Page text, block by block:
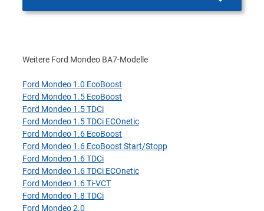
Weitere Ford Mondeo BA7-Modelle
Ford Mondeo 1.0 EcoBoost
Ford Mondeo 1.5 EcoBoost
Ford Mondeo 1.5 TDCi
Ford Mondeo 1.5 TDCi ECOnetic
Ford Mondeo 1.6 EcoBoost
Ford Mondeo 1.6 EcoBoost Start/Stopp
Ford Mondeo 1.6 TDCi
Ford Mondeo 1.6 TDCi ECOnetic
Ford Mondeo 1.6 Ti-VCT
Ford Mondeo 1.8 TDCi
Ford Mondeo 2.0